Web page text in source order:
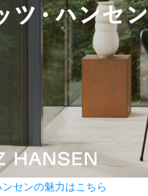
センの魅力はこちら